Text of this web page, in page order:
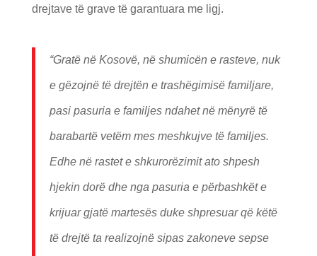
drejtave të grave të garantuara me ligj.
“Gratë në Kosovë, në shumicën e rasteve, nuk
e gëzojnë të drejtën e trashëgimisë familjare,
pasi pasuria e familjes ndahet në mënyrë të
barabartë vetëm mes meshkujve të familjes.
Edhe në rastet e shkurorëzimit ato shpesh
hjekin dorë dhe nga pasuria e përbashkët e
krijuar gjatë martesës duke shpresuar që këtë
të drejtë ta realizojnë sipas zakoneve sepse